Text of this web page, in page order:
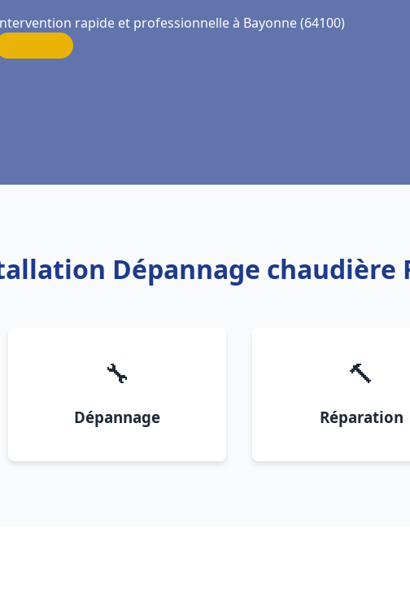
rapide et professionnelle à Bayonne (64100)
Dépannage chaudière
🔧
Dépannage
🔨
Réparation